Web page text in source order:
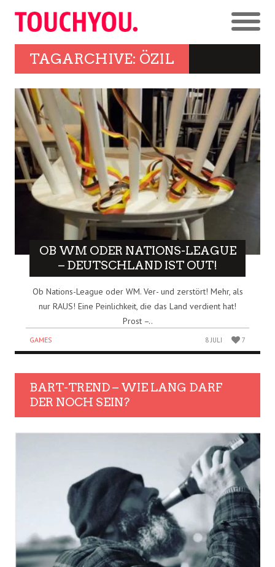
TAGARCHIVE: ÖZIL
OB WM ODER NATIONS-LEAGUE
– DEUTSCHLAND IST OUT!
Ob Nations-League oder WM. Ver- und zerstört! Mehr, als
nur RAUS! Eine Peinlichkeit, die das Land verdient hat!
Prost –..
GAMES 8 JULI 7
BART-TREND – WIE LANG DARF
DER NOCH SEIN?